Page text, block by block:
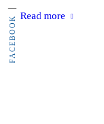
FACEBOOK Read more